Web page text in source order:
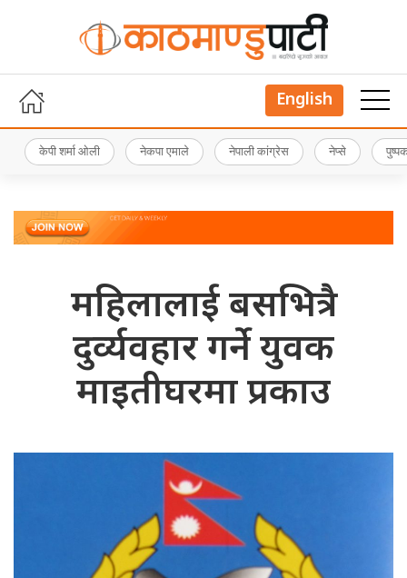
English
केपी शर्मा ओली नेकपा एमाले नेपाली कांग्रेस नेप्से
महिलालाई बसभित्रै
दुर्व्यवहार गर्ने युवक
माइतीघरमा प्रकाउ